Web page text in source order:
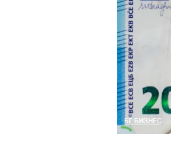
БГ БИЗНЕС